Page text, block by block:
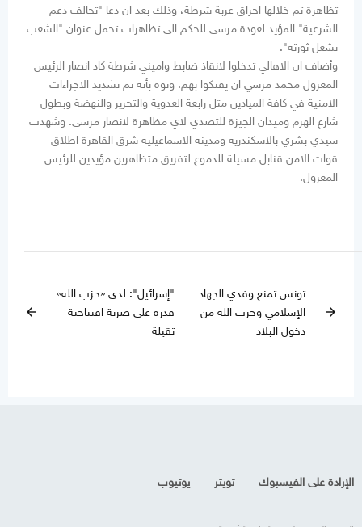
تظاهرة تم خلالها احراق عربة شرطة، وذلك بعد ان دعا "تحالف دعم
الشرعية" المؤيد لعودة مرسي للحكم الى تظاهرات تحمل عنوان "الشعب
يشعل ثورته".
وأضاف ان الاهالي تدخلوا لانقاذ ضابط واميني شرطة كاد انصار الرئيس
المعزول محمد مرسي ان يفتكوا بهم. ونوه بأنه تم تشديد الاجراءات
الامنية في كافة الميادين مثل رابعة العدوية والتحرير والنهضة وبطول
شارع الهرم وميدان الجيزة للتصدي لاي مظاهرة لانصار مرسي. وشهدت
سيدي بشري بالاسكندرية ومدينة الاسماعيلية شرق القاهرة اطلاق
قوات الامن قنابل مسيلة للدموع لتفريق متظاهرين مؤيدين للرئيس
المعزول.
arrow_forward
تونس تمنع وفدي الجهاد
الإسلامي وحزب الله من
دخول البلاد
"إسرائيل": لدى «حزب الله»
قدرة على ضربة افتتاحية
ثقيلة
arrow_back
الإرادة على الفيسبوك تويتر يوتيوب